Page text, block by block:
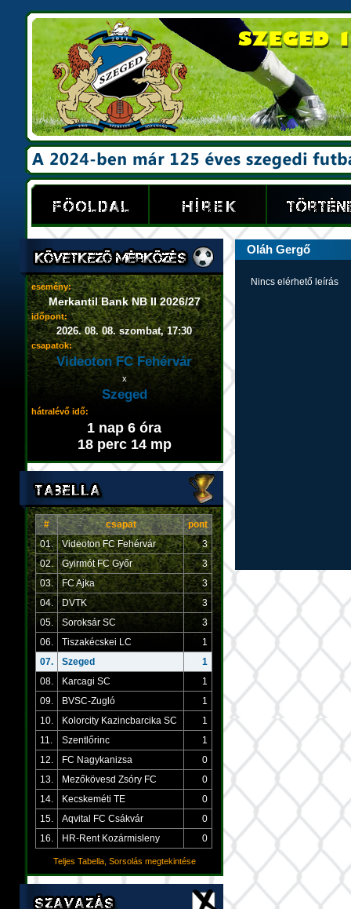
esemény:
Merkantil Bank NB II 2026/27
időpont:
2026. 08. 08. szombat, 17:30
csapatok:
Videoton FC Fehérvár
x
Szeged
hátralévő idő:
1 nap 6 óra
18 perc 14 mp
# csapat
pont
01.
Videoton FC Fehérvár
3
02.
Gyirmót FC Győr
3
03.
FC Ajka
3
04.
DVTK
3
05.
Soroksár SC
3
06.
Tiszakécskei LC
1
07.
Szeged
1
08.
Karcagi SC
1
09.
BVSC-Zugló
1
10.
Kolorcity Kazincbarcika SC
1
11.
Szentlőrinc
1
12.
FC Nagykanizsa
0
13.
Mezőkövesd Zsóry FC
0
14.
Kecskeméti TE
0
15.
Aqvital FC Csákvár
0
16.
HR-Rent Kozármisleny 0
Teljes Tabella, Sorsolás megtekintése
Oláh Gergő
Nincs elérhető leírás